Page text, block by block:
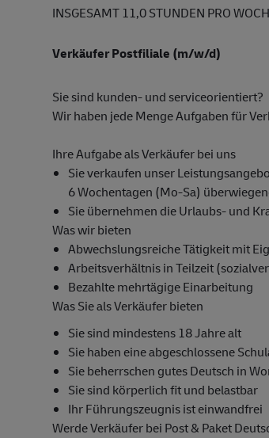
INSGESAMT 11,0 STUNDEN PRO
Verkäufer Postfiliale (m/w/d)
Sie sind kunden- und serviceorientiert?
Wir haben jede Menge Aufgaben für
Ihre Aufgabe als Verkäufer bei uns
Sie verkaufen unser
6 Wochentagen (Mo-Sa)
Sie übernehmen die Urlaubs- und
Was wir bieten
Abwechslungsreiche Tätigkeit mit
Arbeitsverhältnis in Teilzeit
Bezahlte mehrtägige Einarbeitung
Was Sie als Verkäufer bieten
Sie sind mindestens 18 Jahre alt
Sie haben eine abgeschlossene
Sie beherrschen gutes Deutsch in
Sie sind körperlich fit und belastbar
Ihr Führungszeugnis ist einwandfrei
Werde Verkäufer bei Post & Paket